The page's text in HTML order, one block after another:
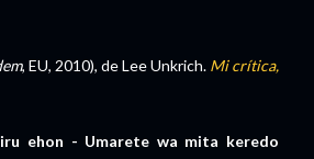
, EU, 2010), de Lee Unkrich. Mi crítica,
ehon - Umarete wa mita keredo